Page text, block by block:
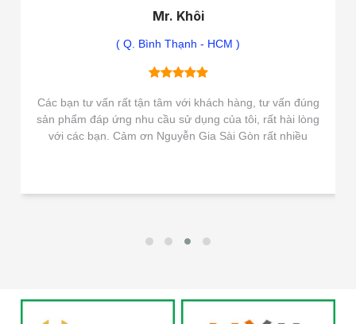
Mr. Khôi
( Q. Bình Thạnh - HCM )
Các bạn tư vấn rất tận tâm với khách hàng, tư vấn đúng
sản phẩm đáp ứng nhu cầu sử dụng của tôi, rất hài lòng
với các bạn. Cảm ơn Nguyễn Gia Sài Gòn rất nhiều